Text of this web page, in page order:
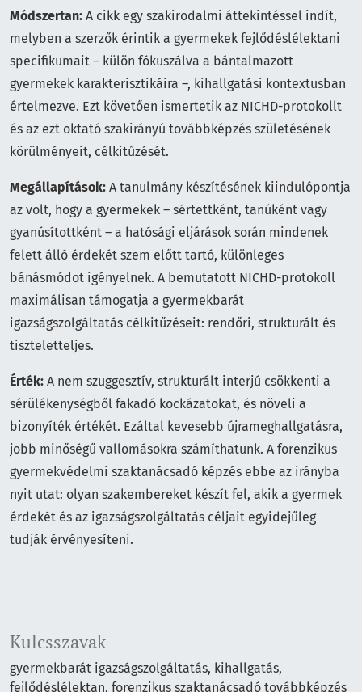
Kulcsszavak
gyermekbarát igazságszolgáltatás, kihallgatás,
fejlődéslélektan, forenzikus szaktanácsadó továbbképzés
Módszertan: A cikk egy szakirodalmi áttekintéssel indít,
melyben a szerzők érintik a gyermekek fejlődéslélektani
specifikumait – külön fókuszálva a bántalmazott
gyermekek karakterisztikáira –, kihallgatási kontextusban
értelmezve. Ezt követően ismertetik az NICHD-protokollt
és az ezt oktató szakirányú továbbképzés születésének
körülményeit, célkitűzését.
Megállapítások: A tanulmány készítésének kiindulópontja
az volt, hogy a gyermekek – sértettként, tanúként vagy
gyanúsítottként – a hatósági eljárások során mindenek
felett álló érdekét szem előtt tartó, különleges
bánásmódot igényelnek. A bemutatott NICHD-protokoll
maximálisan támogatja a gyermekbarát
igazságszolgáltatás célkitűzéseit: rendőri, strukturált és
tiszteletteljes.
Érték: A nem szuggesztív, strukturált interjú csökkenti a
sérülékenységből fakadó kockázatokat, és növeli a
bizonyíték értékét. Ezáltal kevesebb újrameghallgatásra,
jobb minőségű vallomásokra számíthatunk. A forenzikus
gyermekvédelmi szaktanácsadó képzés ebbe az irányba
nyit utat: olyan szakembereket készít fel, akik a gyermek
érdekét és az igazságszolgáltatás céljait egyidejűleg
tudják érvényesíteni.